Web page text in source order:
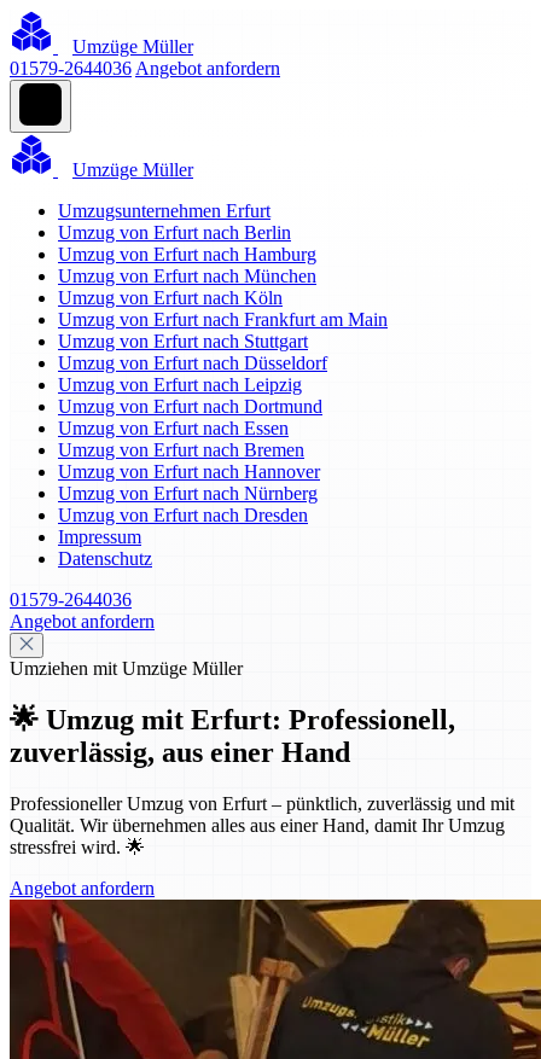
Umzüge Müller
01579-2644036 Angebot anfordern
Umzüge Müller
Umzugsunternehmen Erfurt
Umzug von Erfurt nach Berlin
Umzug von Erfurt nach Hamburg
Umzug von Erfurt nach München
Umzug von Erfurt nach Köln
Umzug von Erfurt nach Frankfurt am Main
Umzug von Erfurt nach Stuttgart
Umzug von Erfurt nach Düsseldorf
Umzug von Erfurt nach Leipzig
Umzug von Erfurt nach Dortmund
Umzug von Erfurt nach Essen
Umzug von Erfurt nach Bremen
Umzug von Erfurt nach Hannover
Umzug von Erfurt nach Nürnberg
Umzug von Erfurt nach Dresden
Impressum
Datenschutz
01579-2644036
Angebot anfordern
Umziehen mit Umzüge Müller
🌟 Umzug mit Erfurt: Professionell,
zuverlässig, aus einer Hand
Professioneller Umzug von Erfurt – pünktlich, zuverlässig und mit
Qualität. Wir übernehmen alles aus einer Hand, damit Ihr Umzug
stressfrei wird. 🌟
Angebot anfordern